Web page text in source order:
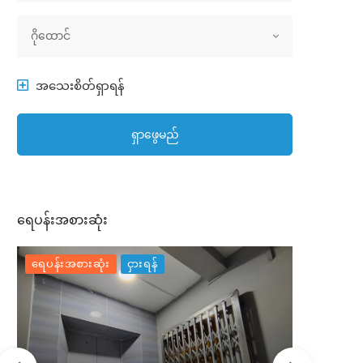
အိမ်အမျိုးအစား
ဂိုထောင်
အသေးစိတ်ရှာရန်
ရှာဖွေမည်
ရေပန်းအစားဆုံး
ရေပန်းအစားဆုံး ငှားရန်